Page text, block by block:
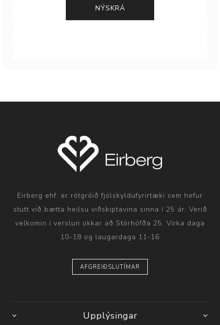
Eirberg ehf. er rótgróið fjölskyldufyrirtæki sem hefur
stutt við bætta heilsu viðskiptavina sinna í 25 ár. Verið
velkomin í verslun okkar að Stórhöfða 25. Virka daga
10-18 og laugardaga 11-16
AFGREIÐSLUTÍMAR
Upplýsingar